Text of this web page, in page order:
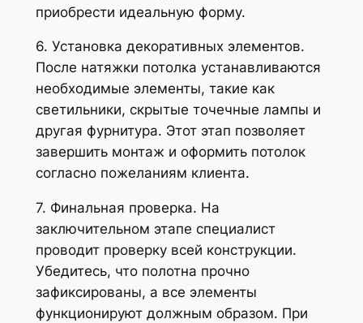
приобрести идеальную форму.
6. Установка декоративных элементов.
После натяжки потолка устанавливаются
необходимые элементы, такие как
светильники, скрытые точечные лампы и
другая фурнитура. Этот этап позволяет
завершить монтаж и оформить потолок
согласно пожеланиям клиента.
7. Финальная проверка. На
заключительном этапе специалист
проводит проверку всей конструкции.
Убедитесь, что полотна прочно
зафиксированы, а все элементы
функционируют должным образом. При